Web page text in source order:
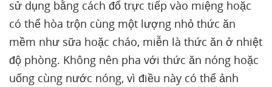
sử dụng bằng cách đổ trực tiếp vào miệng hoặc
có thể hòa trộn cùng một lượng nhỏ thức ăn
mềm như sữa hoặc cháo, miễn là thức ăn ở nhiệt
độ phòng. Không nên pha với thức ăn nóng hoặc
uống cùng nước nóng, vì điều này có thể ảnh